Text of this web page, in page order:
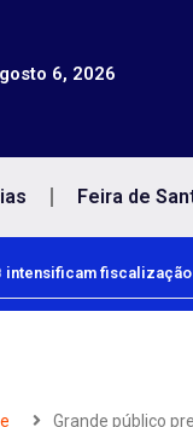
6, 2026
Feira de
intensificam
Grande público